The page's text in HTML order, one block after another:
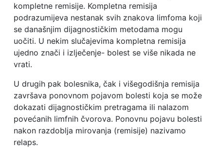
kompletne remisije. Kompletna remisija
podrazumijeva nestanak svih znakova limfoma koji
se današnjim dijagnostičkim metodama mogu
uočiti. U nekim slučajevima kompletna remisija
ujedno znači i izlječenje- bolest se više nikada ne
vrati.
U drugih pak bolesnika, čak i višegodišnja remisija
završava ponovnom pojavom bolesti koja se može
dokazati dijagnostičkim pretragama ili nalazom
povećanih limfnih čvorova. Ponovnu pojavu bolesti
nakon razdoblja mirovanja (remisije) nazivamo
relaps.